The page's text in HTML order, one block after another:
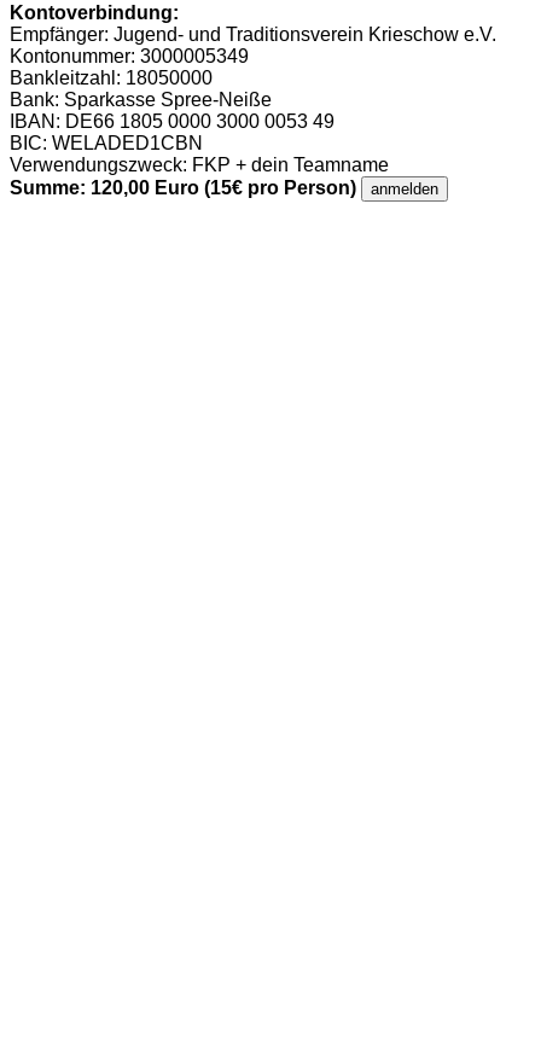
Kontoverbindung:
Empfänger: Jugend- und Traditionsverein Krieschow e.V.
Kontonummer: 3000005349
Bankleitzahl: 18050000
Bank: Sparkasse Spree-Neiße
IBAN: DE66 1805 0000 3000 0053 49
BIC: WELADED1CBN
Verwendungszweck: FKP + dein Teamname
Summe: 120,00 Euro (15€ pro Person)